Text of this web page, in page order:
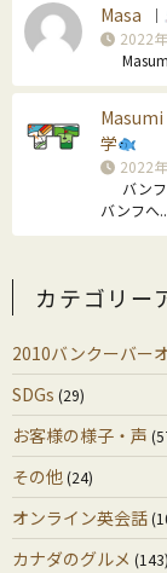
Masa ｜
2022
Masumi
学
2022
バン
バンフへ
カテゴリー
2010バンクーバー
SDGs (29)
お客様の様子・声
その他(24)
オンライン英会話
カナダのグルメ (143)